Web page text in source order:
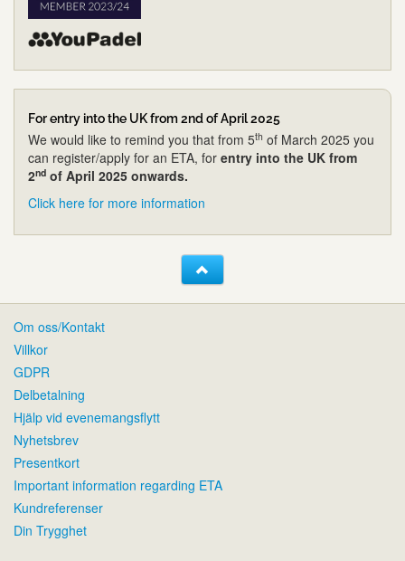
For entry into the UK from 2nd of April 2025
We would like to remind you that from 5th of March 2025 you
can register/apply for an ETA, for entry into the UK from
2nd of April 2025 onwards.
Click here for more information
Om oss/Kontakt
Villkor
GDPR
Delbetalning
Hjälp vid evenemangsflytt
Nyhetsbrev
Presentkort
Important information regarding ETA
Kundreferenser
Din Trygghet